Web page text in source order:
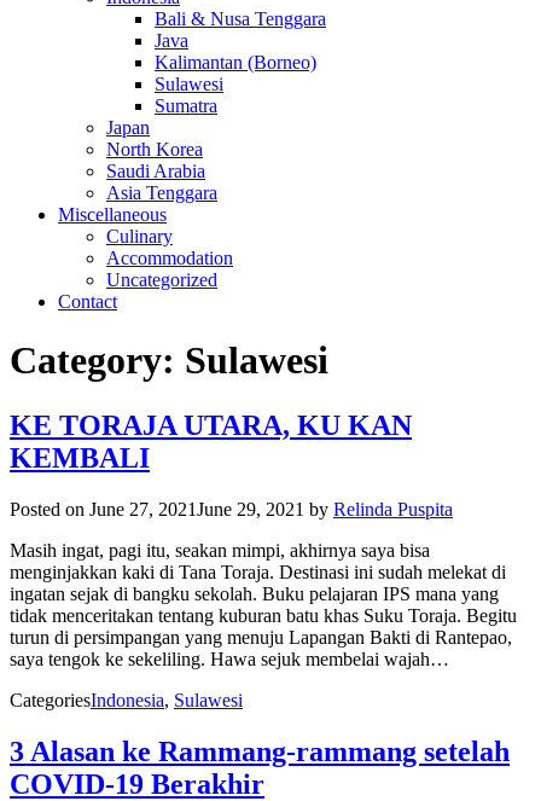
Bali & Nusa Tenggara
Java
Kalimantan (Borneo)
Sulawesi
Sumatra
Japan
North Korea
Saudi Arabia
Asia Tenggara
Miscellaneous
Culinary
Accommodation
Uncategorized
Contact
Category: Sulawesi
KE TORAJA UTARA, KU KAN
KEMBALI
Posted on June 27, 2021June 29, 2021 by Relinda Puspita
Masih ingat, pagi itu, seakan mimpi, akhirnya saya bisa
menginjakkan kaki di Tana Toraja. Destinasi ini sudah melekat di
ingatan sejak di bangku sekolah. Buku pelajaran IPS mana yang
tidak menceritakan tentang kuburan batu khas Suku Toraja. Begitu
turun di persimpangan yang menuju Lapangan Bakti di Rantepao,
saya tengok ke sekeliling. Hawa sejuk membelai wajah…
CategoriesIndonesia, Sulawesi
3 Alasan ke Rammang-rammang setelah
COVID-19 Berakhir